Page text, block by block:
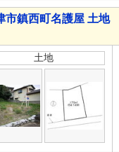
市鎮西町名護屋 土地
土地